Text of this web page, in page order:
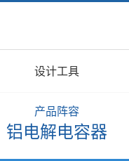
设计工具
产品阵容
铝电解电容器